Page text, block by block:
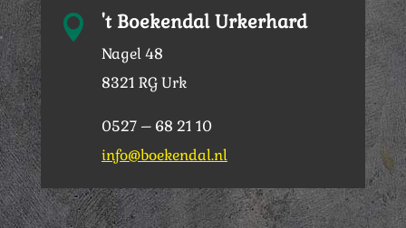
 't Boekendal Urkerhard
Nagel 48
8321 RG Urk
0527 – 68 21 10
info@boekendal.nl